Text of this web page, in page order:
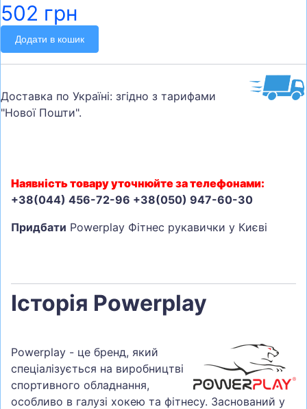
502 грн
Додати в кошик
Доставка по Україні: згідно з тарифами
"Нової Пошти".
Наявність товару уточнюйте за телефонами:
+38(044) 456-72-96 +38(050) 947-60-30
Придбати Powerplay Фітнес рукавички у Києві
Історія Powerplay
Powerplay - це бренд, який
спеціалізується на виробництві
спортивного обладнання,
особливо в галузі хокею та фітнесу. Заснований у